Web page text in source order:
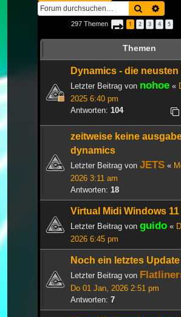
Suche
297 Themen Seite 1von 10
1 2 3 4 5
Themen
Dynamics - die
Letzter Beitrag von nohoe «
2025 6:40 pm
Antworten: 104
zeitweise keine
dynamics
Letzter Beitrag von JETS «
2026 3:11 am
Antworten: 18
Virtual Midi Windows 11
Letzter Beitrag von guido «
2026 6:45 pm
Noch ein letztes
Letzter Beitrag von
Do 01 Jan, 2026 2:51 pm
Antworten: 7